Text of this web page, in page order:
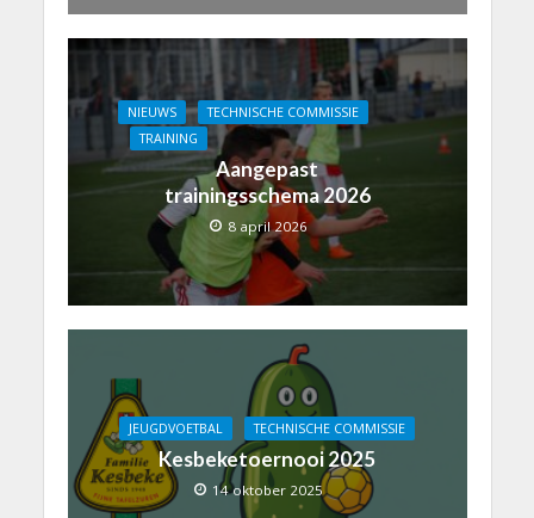
NIEUWS
TECHNISCHE COMMISSIE
TRAINING
Aangepast
trainingsschema 2026
8 april 2026
JEUGDVOETBAL TECHNISCHE COMMISSIE
Kesbeketoernooi 2025
14 oktober 2025